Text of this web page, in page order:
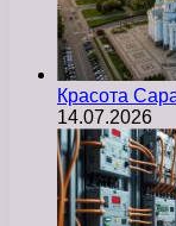
Красота
14.07.2026